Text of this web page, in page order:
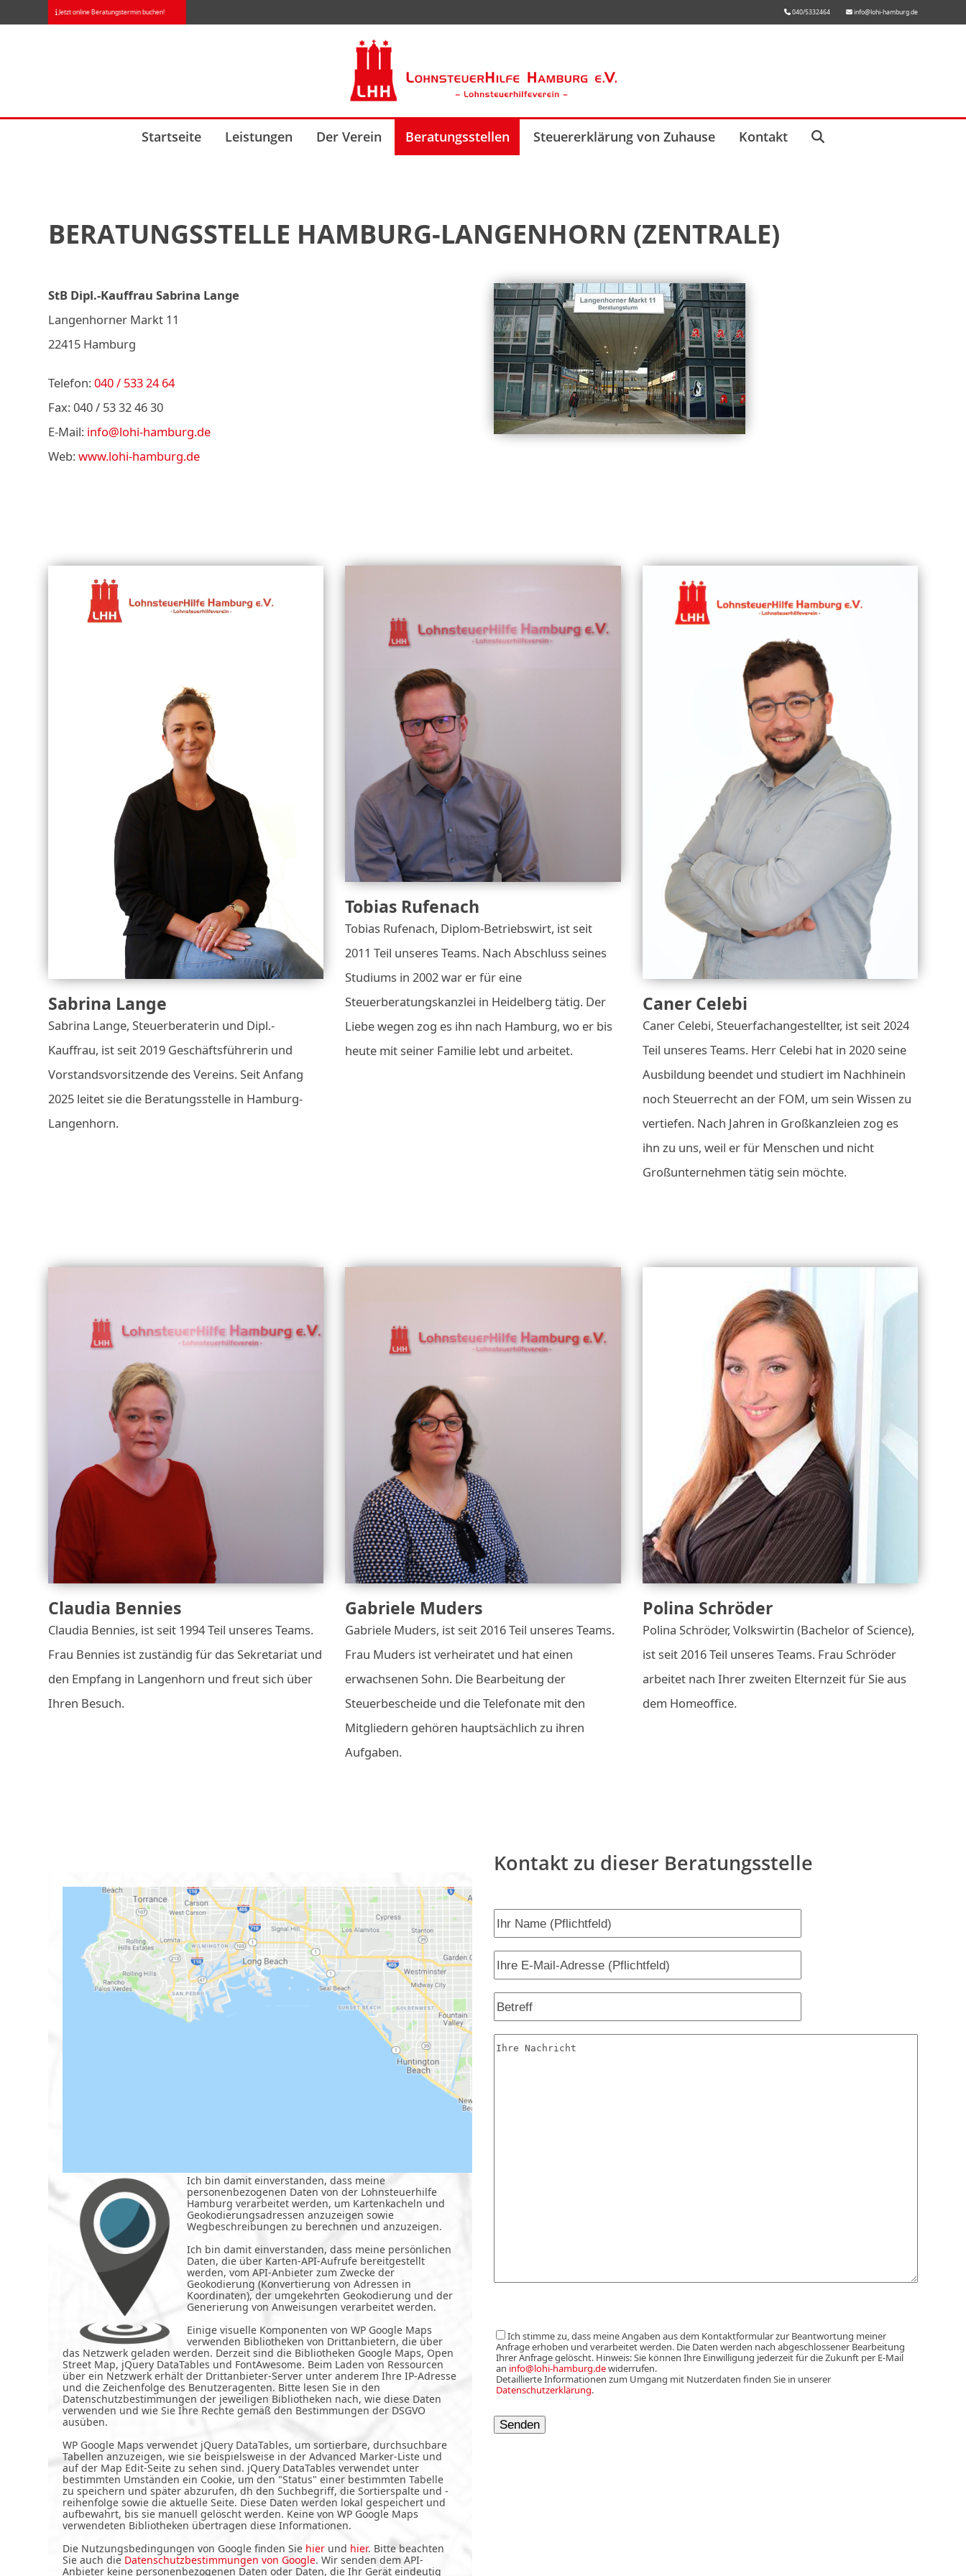
Jetzt online Beratungstermin buchen! 040/5332464 info@lohi-hamburg.de
Startseite Leistungen Der Verein Beratungsstellen Steuererklärung von Zuhause Kontakt
BERATUNGSSTELLE HAMBURG-LANGENHORN (ZENTRALE)
StB Dipl.-Kauffrau Sabrina Lange
Langenhorner Markt 11
22415 Hamburg
Telefon:040 / 533 24 64
Fax: 040 / 53 32 46 30
E-Mail: info@lohi-hamburg.de
Web:www.lohi-hamburg.de
Sabrina Lange
Sabrina Lange, Steuerberaterin und Dipl.-
Kauffrau, ist seit 2019 Geschäftsführerin und
Vorstandsvorsitzende des Vereins. Seit Anfang
2025 leitet sie die Beratungsstelle in Hamburg-
Langenhorn.
Tobias Rufenach
Tobias Rufenach, Diplom-Betriebswirt, ist seit
2011 Teil unseres Teams. Nach Abschluss seines
Studiums in 2002 war er für eine
Steuerberatungskanzlei in Heidelberg tätig. Der
Liebe wegen zog es ihn nach Hamburg, wo er bis
heute mit seiner Familie lebt und arbeitet.
Caner Celebi
Caner Celebi, Steuerfachangestellter, ist seit 2024
Teil unseres Teams. Herr Celebi hat in 2020 seine
Ausbildung beendet und studiert im Nachhinein
noch Steuerrecht an der FOM, um sein Wissen zu
vertiefen. Nach Jahren in Großkanzleien zog es
ihn zu uns, weil er für Menschen und nicht
Großunternehmen tätig sein möchte.
Claudia Bennies
Claudia Bennies, ist seit 1994 Teil unseres Teams.
Frau Bennies ist zuständig für das Sekretariat und
den Empfang in Langenhorn und freut sich über
Ihren Besuch.
Gabriele Muders
Gabriele Muders, ist seit 2016 Teil unseres Teams.
Frau Muders ist verheiratet und hat einen
erwachsenen Sohn. Die Bearbeitung der
Steuerbescheide und die Telefonate mit den
Mitgliedern gehören hauptsächlich zu ihren
Aufgaben.
Polina Schröder
Polina Schröder, Volkswirtin (Bachelor of Science),
ist seit 2016 Teil unseres Teams. Frau Schröder
arbeitet nach Ihrer zweiten Elternzeit für Sie aus
dem Homeoffice.
Ich bin damit einverstanden, dass meine
personenbezogenen Daten von der Lohnsteuerhilfe
Hamburg verarbeitet werden, um Kartenkacheln und
Geokodierungsadressen anzuzeigen sowie
Wegbeschreibungen zu berechnen und anzuzeigen.
Ich bin damit einverstanden, dass meine persönlichen
Daten, die über Karten-API-Aufrufe bereitgestellt
werden, vom API-Anbieter zum Zwecke der
Geokodierung (Konvertierung von Adressen in
Koordinaten), der umgekehrten Geokodierung und der
Generierung von Anweisungen verarbeitet werden.
Einige visuelle Komponenten von WP Google Maps
verwenden Bibliotheken von Drittanbietern, die über
das Netzwerk geladen werden. Derzeit sind die Bibliotheken Google Maps, Open
Street Map, jQuery DataTables und FontAwesome. Beim Laden von Ressourcen
über ein Netzwerk erhält der Drittanbieter-Server unter anderem Ihre IP-Adresse
und die Zeichenfolge des Benutzeragenten. Bitte lesen Sie in den
Datenschutzbestimmungen der jeweiligen Bibliotheken nach, wie diese Daten
verwenden und wie Sie Ihre Rechte gemäß den Bestimmungen der DSGVO
ausüben.
WP Google Maps verwendet jQuery DataTables, um sortierbare, durchsuchbare
Tabellen anzuzeigen, wie sie beispielsweise in der Advanced Marker-Liste und
auf der Map Edit-Seite zu sehen sind. jQuery DataTables verwendet unter
bestimmten Umständen ein Cookie, um den "Status" einer bestimmten Tabelle
zu speichern und später abzurufen, dh den Suchbegriff, die Sortierspalte und -
reihenfolge sowie die aktuelle Seite. Diese Daten werden lokal gespeichert und
aufbewahrt, bis sie manuell gelöscht werden. Keine von WP Google Maps
verwendeten Bibliotheken übertragen diese Informationen.
Die Nutzungsbedingungen von Google finden Sie hier und hier. Bitte beachten
Sie auch die Datenschutzbestimmungen von Google. Wir senden dem API-
Anbieter keine personenbezogenen Daten oder Daten, die Ihr Gerät eindeutig
Kontakt zu dieser Beratungsstelle
Ich stimme zu, dass meine Angaben aus dem Kontaktformular zur Beantwortung meiner
Anfrage erhoben und verarbeitet werden. Die Daten werden nach abgeschlossener Bearbeitung
Ihrer Anfrage gelöscht. Hinweis: Sie können Ihre Einwilligung jederzeit für die Zukunft per E-Mail
an info@lohi-hamburg.dewiderrufen.
Detaillierte Informationen zum Umgang mit Nutzerdaten finden Sie in unserer
Datenschutzerklärung.